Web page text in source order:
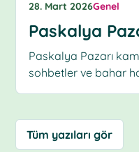
28. Mart 2026Genel
Paskalya
Paskalya Pazarı
sohbetler ve bahar
Tüm yazıları gör